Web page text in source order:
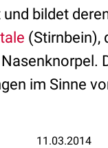
bildet
(Stirnbein),
im Sinne
11.03.2014